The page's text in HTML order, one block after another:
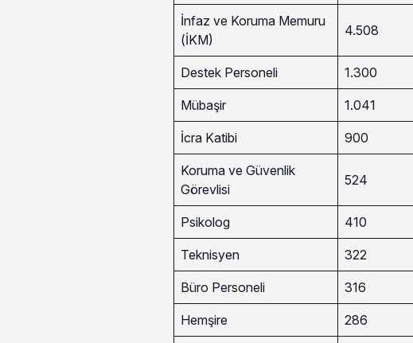
İnfaz ve Koruma Memuru
(İKM)
4.508
Destek Personeli 1.300
Mübaşir 1.041
İcra Katibi 900
Koruma ve Güvenlik
Görevlisi
524
Psikolog 410
Teknisyen 322
Büro Personeli 316
Hemşire 286